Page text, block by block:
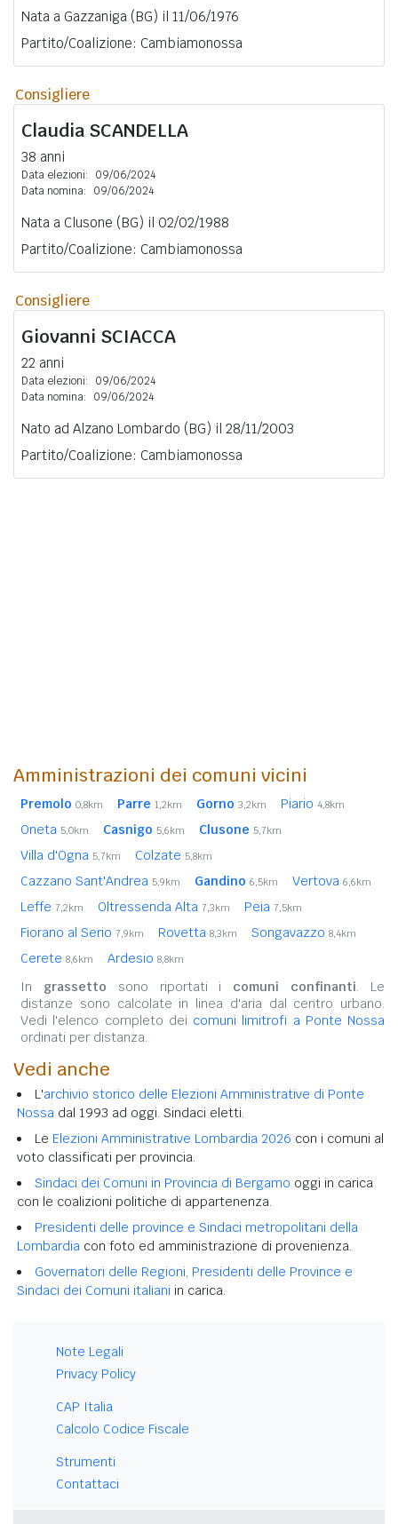
Nata a Gazzaniga (BG) il 11/06/1976
Partito/Coalizione: Cambiamonossa
Consigliere
Claudia SCANDELLA
38 anni
Data elezioni:
09/06/2024
Data nomina:
09/06/2024
Nata a Clusone (BG) il 02/02/1988
Partito/Coalizione: Cambiamonossa
Consigliere
Giovanni SCIACCA
22 anni
Data elezioni:
09/06/2024
Data nomina:
09/06/2024
Nato ad Alzano Lombardo (BG) il 28/11/2003
Partito/Coalizione: Cambiamonossa
Amministrazioni dei comuni vicini
Premolo 0,8km Parre 1,2km Gorno 3,2km Piario 4,8km
Oneta 5,0km Casnigo 5,6km Clusone 5,7km
Villa d'Ogna 5,7km Colzate 5,8km
Cazzano Sant'Andrea 5,9km Gandino 6,5km Vertova 6,6km
Leffe 7,2km Oltressenda Alta 7,3km Peia 7,5km
Fiorano al Serio 7,9km Rovetta 8,3km Songavazzo 8,4km
Cerete 8,6km Ardesio 8,8km
In grassetto sono riportati i comuni confinanti. Le
distanze sono calcolate in linea d'aria dal centro urbano.
Vedi l'elenco completo dei comuni limitrofi a Ponte Nossa
ordinati per distanza.
Vedi anche
L'archivio storico delle Elezioni Amministrative di Ponte
Nossa dal 1993 ad oggi. Sindaci eletti.
Le Elezioni Amministrative Lombardia 2026 con i comuni al
voto classificati per provincia.
Sindaci dei Comuni in Provincia di Bergamo oggi in carica
con le coalizioni politiche di appartenenza.
Presidenti delle province e Sindaci metropolitani della
Lombardia con foto ed amministrazione di provenienza.
Governatori delle Regioni, Presidenti delle Province e
Sindaci dei Comuni italiani in carica.
Note Legali
Privacy Policy
CAP Italia
Calcolo Codice Fiscale
Strumenti
Contattaci